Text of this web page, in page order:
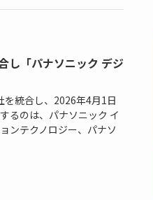
し「パナソニック デジ
統合し、2026年4月1日
るのは、パナソニック イ
ンテクノロジー、パナソ